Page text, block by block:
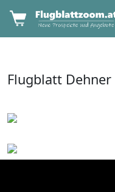
Flugblatt Dehner